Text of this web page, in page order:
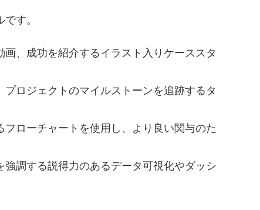
す。
、成功を紹介するイラスト入りケーススタ
ロジェクトのマイルストーンを追跡するタ
ローチャートを使用し、より良い関与のた
調する説得力のあるデータ可視化やダッシ